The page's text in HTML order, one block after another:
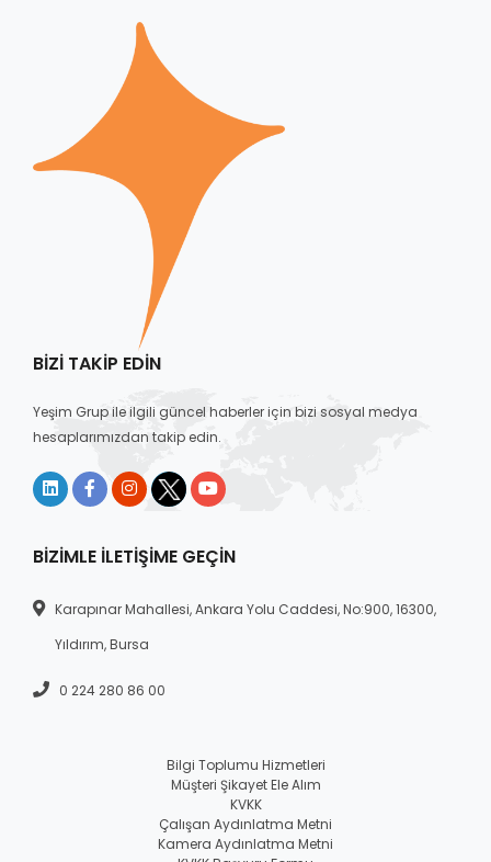
BIZI TAKIP EDIN
Yeşim Grup ile ilgili güncel haberler için bizi sosyal medya
hesaplarımızdan takip edin.
BIZIMLE İLETIŞIME GEÇIN
Karapınar Mahallesi, Ankara Yolu Caddesi, No:900, 16300,
Yıldırım, Bursa
0 224 280 86 00
Bilgi Toplumu Hizmetleri
Müşteri Şikayet Ele Alım
KVKK
Çalışan Aydınlatma Metni
Kamera Aydınlatma Metni